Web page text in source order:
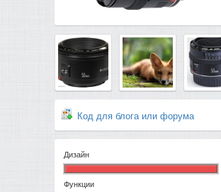
Код для блога или форума
Дизайн
Функции